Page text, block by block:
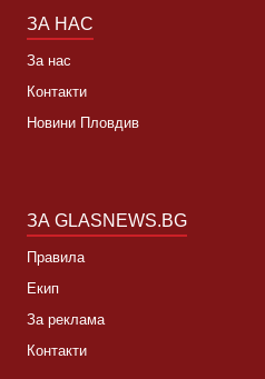
ЗА НАС
За нас
Контакти
Новини Пловдив
ЗА GLASNEWS.BG
Правила
Екип
За реклама
Контакти